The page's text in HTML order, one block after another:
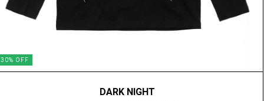
30% OFF
DARK NIGHT